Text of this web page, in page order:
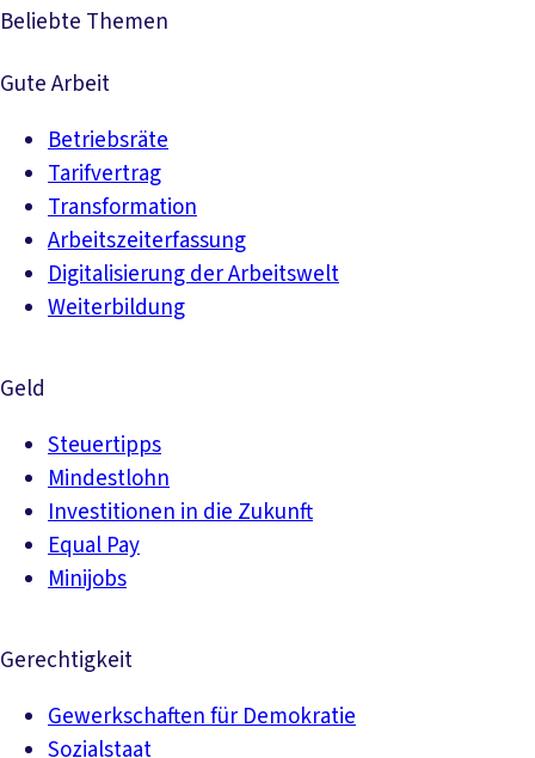
Beliebte Themen
Gute Arbeit
Betriebsräte
Tarifvertrag
Transformation
Arbeitszeiterfassung
Digitalisierung der Arbeitswelt
Weiterbildung
Geld
Steuertipps
Mindestlohn
Investitionen in die Zukunft
Equal Pay
Minijobs
Gerechtigkeit
Gewerkschaften für Demokratie
Sozialstaat